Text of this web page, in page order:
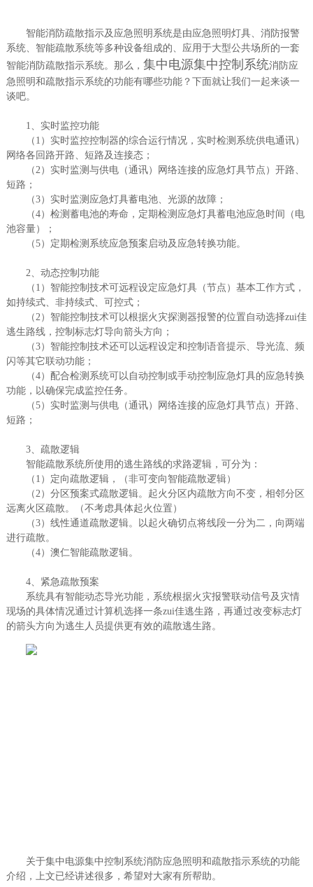
智能消防疏散指示及应急照明系统是由应急照明灯具、消防报警
系统、智能疏散系统等多种设备组成的、应用于大型公共场所的一套
智能消防疏散指示系统。那么， 集中电源集中控制系统消防应
急照明和疏散指示系统的功能有哪些功能？下面就让我们一起来谈一
谈吧。
1、实时监控功能
（1）实时监控控制器的综合运行情况，实时检测系统供电通讯）
网络各回路开路、短路及连接态；
（2）实时监测与供电（通讯）网络连接的应急灯具节点）开路、
短路；
（3）实时监测应急灯具蓄电池、光源的故障；
（4）检测蓄电池的寿命，定期检测应急灯具蓄电池应急时间（电
池容量）；
（5）定期检测系统应急预案启动及应急转换功能。
2、动态控制功能
（1）智能控制技术可远程设定应急灯具（节点）基本工作方式，
如持续式、非持续式、可控式；
（2）智能控制技术可以根据火灾探测器报警的位置自动选择zui佳
逃生路线，控制标志灯导向箭头方向；
（3）智能控制技术还可以远程设定和控制语音提示、导光流、频
闪等其它联动功能；
（4）配合检测系统可以自动控制或手动控制应急灯具的应急转换
功能，以确保完成监控任务。
（5）实时监测与供电（通讯）网络连接的应急灯具节点）开路、
短路；
3、疏散逻辑
智能疏散系统所使用的逃生路线的求路逻辑，可分为：
（1）定向疏散逻辑，（非可变向智能疏散逻辑）
（2）分区预案式疏散逻辑。起火分区内疏散方向不变，相邻分区
远离火区疏散。（不考虑具体起火位置）
（3）线性通道疏散逻辑。以起火确切点将线段一分为二，向两端
进行疏散。
（4）澳仁智能疏散逻辑。
4、紧急疏散预案
系统具有智能动态导光功能，系统根据火灾报警联动信号及灾情
现场的具体情况通过计算机选择一条zui佳逃生路，再通过改变标志灯
的箭头方向为逃生人员提供更有效的疏散逃生路。
关于集中电源集中控制系统消防应急照明和疏散指示系统的功能
介绍，上文已经讲述很多，希望对大家有所帮助。